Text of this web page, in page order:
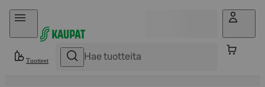
Hyppää sisältöön
Tuotteet